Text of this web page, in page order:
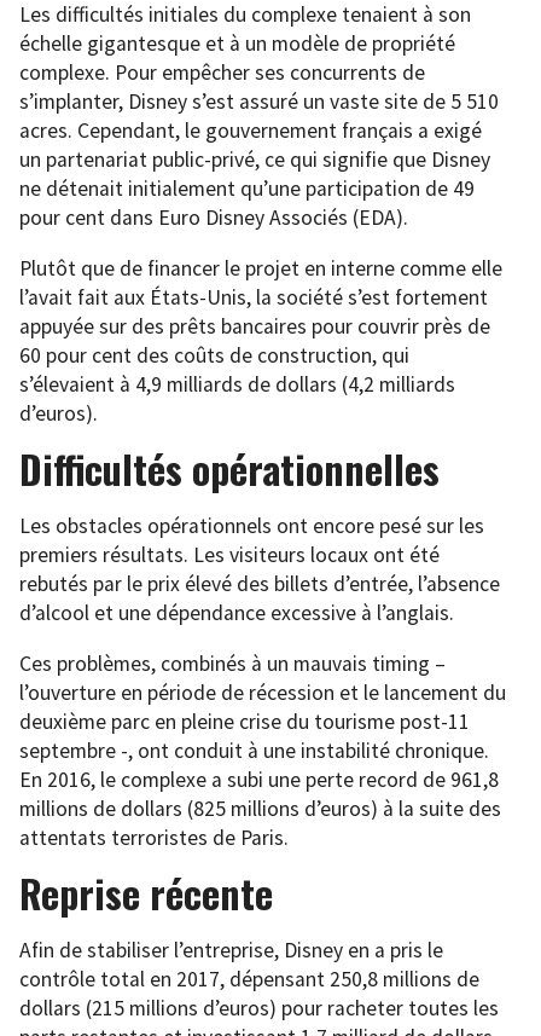
Les difficultés initiales du complexe tenaient à son
échelle gigantesque et à un modèle de propriété
complexe. Pour empêcher ses concurrents de
s’implanter, Disney s’est assuré un vaste site de 5 510
acres. Cependant, le gouvernement français a exigé
un partenariat public-privé, ce qui signifie que Disney
ne détenait initialement qu’une participation de 49
pour cent dans Euro Disney Associés (EDA).
Plutôt que de financer le projet en interne comme elle
l’avait fait aux États-Unis, la société s’est fortement
appuyée sur des prêts bancaires pour couvrir près de
60 pour cent des coûts de construction, qui
s’élevaient à 4,9 milliards de dollars (4,2 milliards
d’euros).
Difficultés opérationnelles
Les obstacles opérationnels ont encore pesé sur les
premiers résultats. Les visiteurs locaux ont été
rebutés par le prix élevé des billets d’entrée, l’absence
d’alcool et une dépendance excessive à l’anglais.
Ces problèmes, combinés à un mauvais timing –
l’ouverture en période de récession et le lancement du
deuxième parc en pleine crise du tourisme post-11
septembre -, ont conduit à une instabilité chronique.
En 2016, le complexe a subi une perte record de 961,8
millions de dollars (825 millions d’euros) à la suite des
attentats terroristes de Paris.
Reprise récente
Afin de stabiliser l’entreprise, Disney en a pris le
contrôle total en 2017, dépensant 250,8 millions de
dollars (215 millions d’euros) pour racheter toutes les